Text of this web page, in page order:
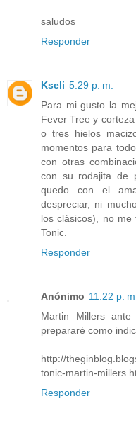
saludos
Responder
Kseli 5:29 p. m.
Para mi gusto la
Fever Tree y
o tres hielos
momentos para
con otras
con su rodajita de
quedo con el
despreciar, ni
los clásicos), no
Tonic.
Responder
Anónimo 11:22 p. m.
Martin Millers
prepararé como
http://
tonic-martin-
Responder